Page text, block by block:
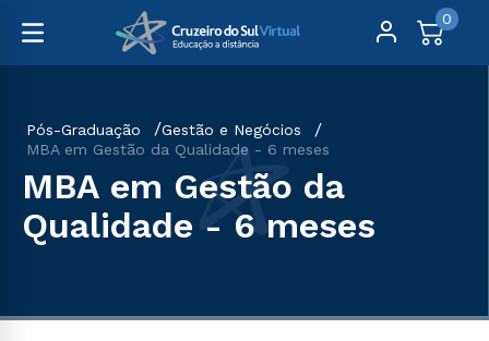
0
Pós-Graduação
Gestão e Negócios
MBA em Gestão da Qualidade - 6 meses
MBA em Gestão da
Qualidade - 6 meses